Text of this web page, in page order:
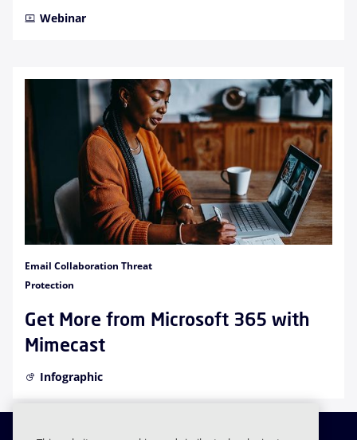
Webinar
Email Collaboration Threat
Protection
Get More from Microsoft 365 with
Mimecast
Infographic